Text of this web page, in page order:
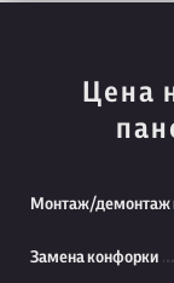
Цена
Монтаж/демонтаж
Замена конфорки